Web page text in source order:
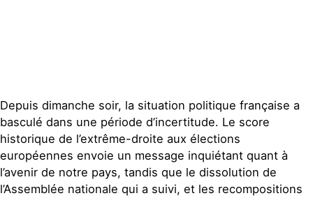
Depuis dimanche soir, la situation politique française a
basculé dans une période d’incertitude. Le score
historique de l’extrême-droite aux élections
européennes envoie un message inquiétant quant à
l’avenir de notre pays, tandis que le dissolution de
l’Assemblée nationale qui a suivi, et les recompositions